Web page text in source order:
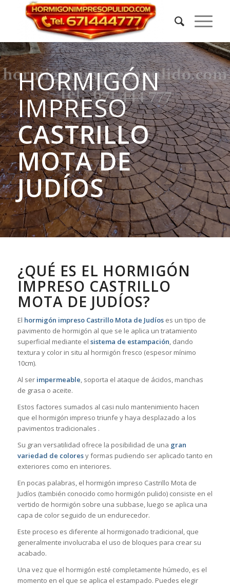
HORMIGÓN
IMPRESO
CASTRILLO
MOTA DE
JUDÍOS
¿QUÉ ES EL HORMIGÓN
IMPRESO CASTRILLO
MOTA DE JUDÍOS?
El hormigón impreso Castrillo Mota de Judíoses un tipo de
pavimento de hormigón al que se le aplica un tratamiento
superficial mediante el sistema de estampación, dando
textura y color in situ al hormigón fresco (espesor mínimo
10cm).
Al ser impermeable, soporta el ataque de ácidos, manchas
de grasa o aceite.
Estos factores sumados al casi nulo mantenimiento hacen
que el hormigón impreso triunfe y haya desplazado a los
pavimentos tradicionales .
Su gran versatilidad ofrece la posibilidad de una gran
variedad de coloresy formas pudiendo ser aplicado tanto en
exteriores como en interiores.
En pocas palabras, el hormigón impreso Castrillo Mota de
Judíos (también conocido como hormigón pulido) consiste en el
vertido de hormigón sobre una subbase, luego se aplica una
capa de color seguido de un endurecedor.
Este proceso es diferente al hormigonado tradicional, que
generalmente involucraba el uso de bloques para crear su
acabado.
Una vez que el hormigón esté completamente húmedo, es el
momento en el que se aplica el estampado. Puedes elegir